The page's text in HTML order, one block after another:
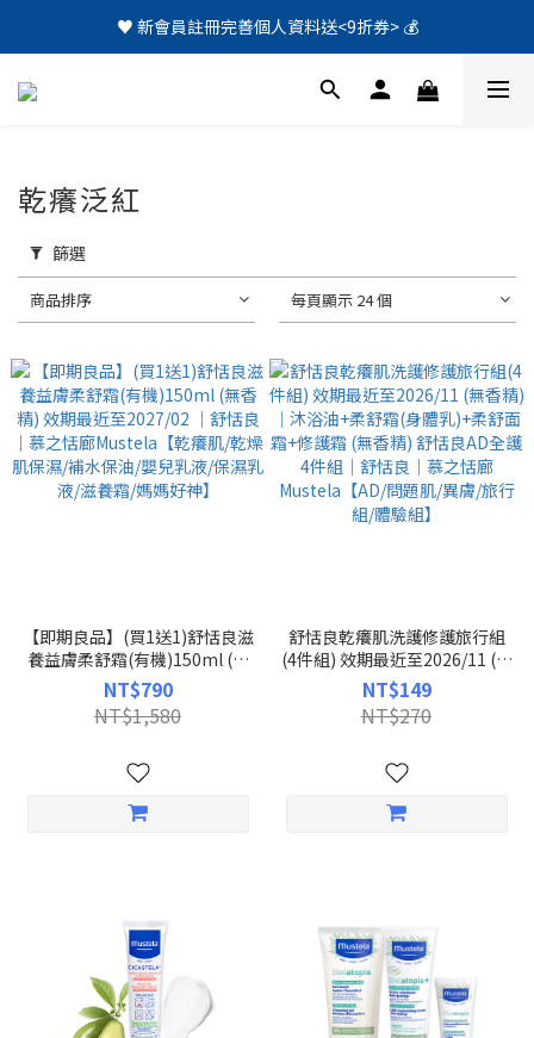
♥️ 新會員註冊完善個人資料送<9折券> 💰
乾癢泛紅
篩選
商品排序 每頁顯示 24 個
【即期良品】(買1送1)舒恬良滋
養益膚柔舒霜(有機)150ml (無
香精) 效期最近至2027/02 ｜舒
恬良｜慕之恬廊Mustela【乾癢
肌/乾燥肌保濕/補水保油/嬰兒
神】
NT$790
NT$1,580
舒恬良乾癢肌洗護修護旅行組
(4件組) 效期最近至2026/11 (無
香精)｜沐浴油+柔舒霜(身體
乳)+柔舒面霜+修護霜 (無香精)
舒恬良AD全護4件組｜舒恬良
肌/異膚/旅行組/體驗組】
NT$149
NT$270